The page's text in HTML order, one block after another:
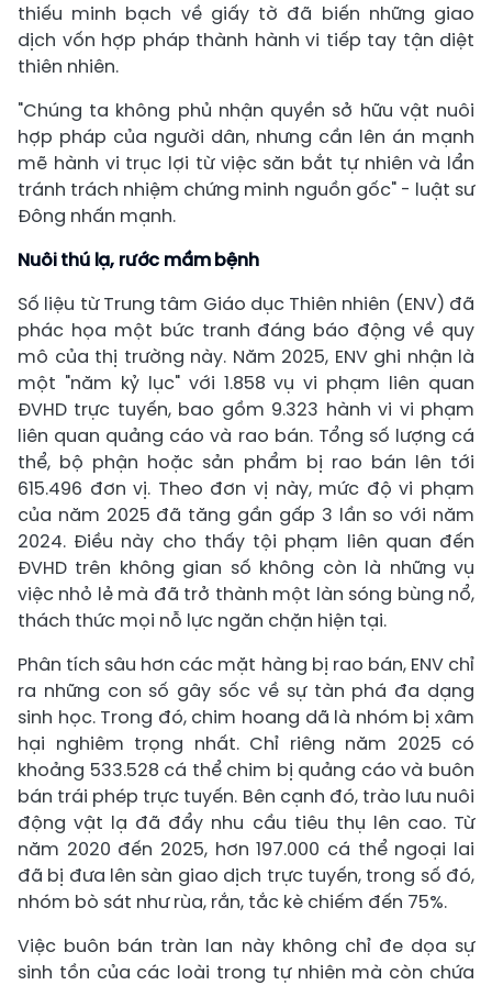
thiếu minh bạch về giấy tờ đã biến những giao
dịch vốn hợp pháp thành hành vi tiếp tay tận diệt
thiên nhiên.
"Chúng ta không phủ nhận quyền sở hữu vật nuôi
hợp pháp của người dân, nhưng cần lên án mạnh
mẽ hành vi trục lợi từ việc săn bắt tự nhiên và lẩn
tránh trách nhiệm chứng minh nguồn gốc" - luật sư
Đông nhấn mạnh.
Nuôi thú lạ, rước mầm bệnh
Số liệu từ Trung tâm Giáo dục Thiên nhiên (ENV) đã
phác họa một bức tranh đáng báo động về quy
mô của thị trường này. Năm 2025, ENV ghi nhận là
một "năm kỷ lục" với 1.858 vụ vi phạm liên quan
ĐVHD trực tuyến, bao gồm 9.323 hành vi vi phạm
liên quan quảng cáo và rao bán. Tổng số lượng cá
thể, bộ phận hoặc sản phẩm bị rao bán lên tới
615.496 đơn vị. Theo đơn vị này, mức độ vi phạm
của năm 2025 đã tăng gần gấp 3 lần so với năm
2024. Điều này cho thấy tội phạm liên quan đến
ĐVHD trên không gian số không còn là những vụ
việc nhỏ lẻ mà đã trở thành một làn sóng bùng nổ,
thách thức mọi nỗ lực ngăn chặn hiện tại.
Phân tích sâu hơn các mặt hàng bị rao bán, ENV chỉ
ra những con số gây sốc về sự tàn phá đa dạng
sinh học. Trong đó, chim hoang dã là nhóm bị xâm
hại nghiêm trọng nhất. Chỉ riêng năm 2025 có
khoảng 533.528 cá thể chim bị quảng cáo và buôn
bán trái phép trực tuyến. Bên cạnh đó, trào lưu nuôi
động vật lạ đã đẩy nhu cầu tiêu thụ lên cao. Từ
năm 2020 đến 2025, hơn 197.000 cá thể ngoại lai
đã bị đưa lên sàn giao dịch trực tuyến, trong số đó,
nhóm bò sát như rùa, rắn, tắc kè chiếm đến 75%.
Việc buôn bán tràn lan này không chỉ đe dọa sự
sinh tồn của các loài trong tự nhiên mà còn chứa